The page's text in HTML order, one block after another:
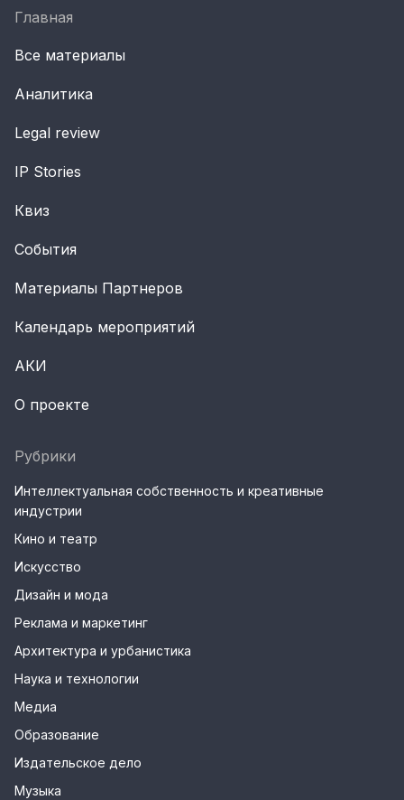
Главная
Все материалы
Аналитика
Legal review
IP Stories
Квиз
События
Материалы Партнеров
Календарь мероприятий
АКИ
О проекте
Рубрики
Интеллектуальная собственность и креативные
индустрии
Кино и театр
Искусство
Дизайн и мода
Реклама и маркетинг
Архитектура и урбанистика
Наука и технологии
Медиа
Образование
Издательское дело
Музыка